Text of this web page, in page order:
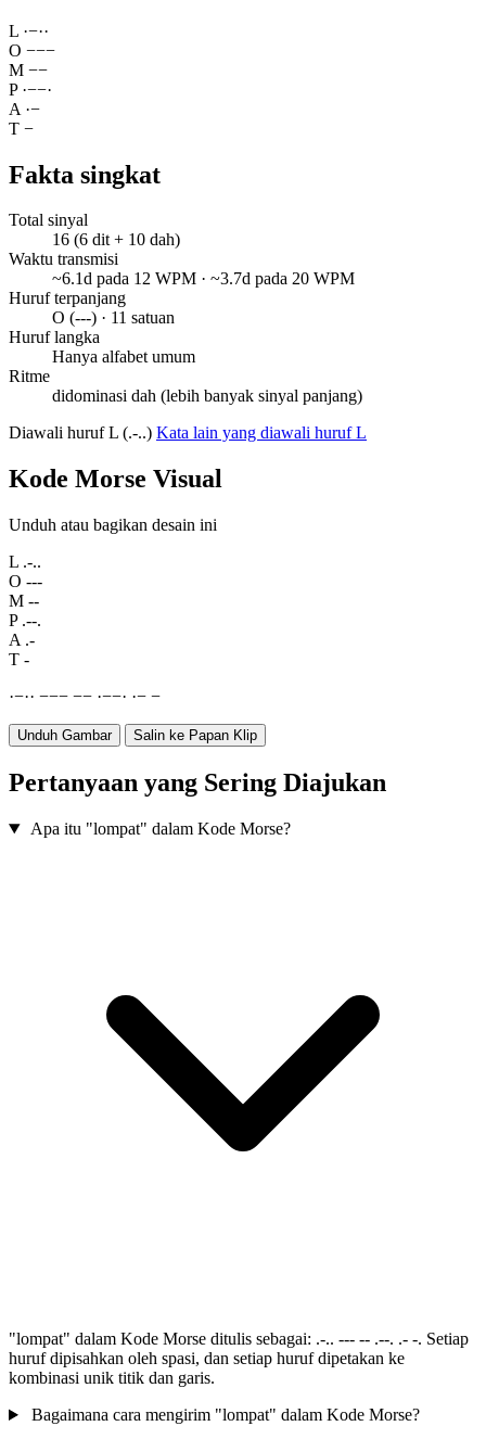
L ·−··
O −−−
M −−
P ·−−·
A ·−
T −
Fakta singkat
Total sinyal
16 (6 dit + 10 dah)
Waktu transmisi
~6.1d pada 12 WPM · ~3.7d pada 20 WPM
Huruf terpanjang
O (---) · 11 satuan
Huruf langka
Hanya alfabet umum
Ritme
didominasi dah (lebih banyak sinyal panjang)
Diawali huruf L (.-..) Kata lain yang diawali huruf L
Kode Morse Visual
Unduh atau bagikan desain ini
L .-..
O ---
M --
P .--.
A .-
T -
·−·· −−− −− ·−−· ·− −
Unduh Gambar Salin ke Papan Klip
Pertanyaan yang Sering Diajukan
Apa itu "lompat" dalam Kode Morse?
"lompat" dalam Kode Morse ditulis sebagai: .-.. --- -- .--. .- -. Setiap
huruf dipisahkan oleh spasi, dan setiap huruf dipetakan ke
kombinasi unik titik dan garis.
Bagaimana cara mengirim "lompat" dalam Kode Morse?